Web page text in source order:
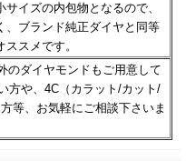
イズの内包物となるので、
、ブランド純正ダイヤと同等
スメです。
のダイヤモンドもご用意して
方や、 4C（カラット/カット/
等、お気軽にご相談下さいま